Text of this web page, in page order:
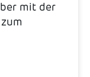
mit der